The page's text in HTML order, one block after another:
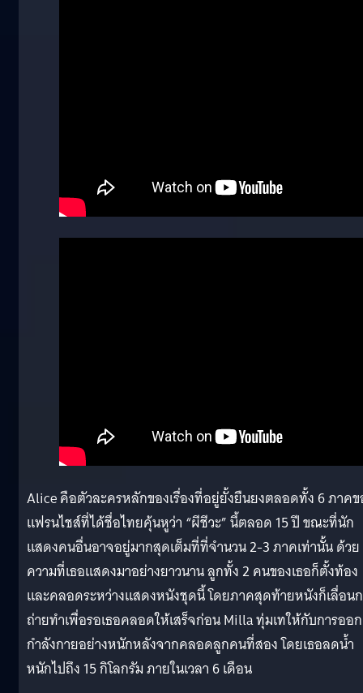
Alice คือตัวละครหลักของเรื่องที่อยู่ยั้งยืนยงตลอดทั้ง 6 ภาค
แฟรนไชส์ที่ได้ชื่อไทยคุ้นหูว่า “ผีชีวะ” นี้ตลอด 15 ปี ขณะที่นัก
แสดงคนอื่นอาจอยู่มากสุดเต็มที่ที่จำนวน 2-3 ภาคเท่านั้น ด้วย
ความที่เธอแสดงมาอย่างยาวนาน ลูกทั้ง 2 คนของเธอก็ตั้งท้อง
และคลอดระหว่างแสดงหนังชุดนี้ โดยภาคสุดท้ายหนังก็เลื่อน
ถ่ายทำเพื่อรอเธอคลอดให้เสร็จก่อน Milla ทุ่มเทให้กับการออก
กำลังกายอย่างหนักหลังจากคลอดลูกคนที่สอง โดยเธอลดน้ำ
หนักไปถึง 15 กิโลกรัม ภายในเวลา 6 เดือน